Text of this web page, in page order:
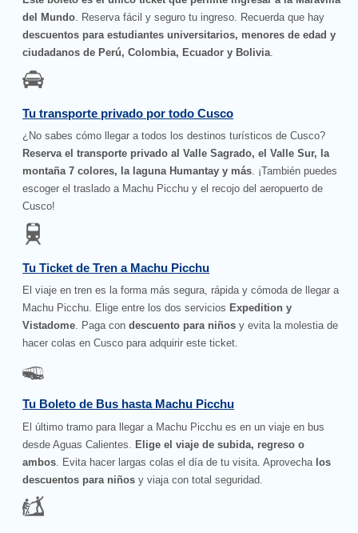
del Mundo . Reserva fácil y seguro tu ingreso. Recuerda que hay
descuentos para estudiantes universitarios, menores de edad y
ciudadanos de Perú, Colombia, Ecuador y Bolivia
Tu transporte privado por todo Cusco
¿No sabes cómo llegar a todos los destinos turísticos de Cusco?
Reserva el transporte privado al Valle Sagrado, el Valle Sur, la
montaña 7 colores, la laguna Humantay y más. ¡También puedes
escoger el traslado a Machu Picchu y el recojo del aeropuerto de
Cusco!
Tu Ticket de Tren a Machu Picchu
El viaje en tren es la forma más segura, rápida y cómoda de llegar a
Machu Picchu. Elige entre los dos servicios Expedition y
Vistadome. Paga condescuento para niños y evita la molestia de
hacer colas en Cusco para adquirir este ticket.
Tu Boleto de Bus hasta Machu Picchu
El último tramo para llegar a Machu Picchu es en un viaje en bus
desde Aguas Calientes.
Elige el viaje de subida, regreso o
ambos . Evita hacer largas colas el día de tu visita. Aprovecha los
descuentos para niños y viaja con total seguridad.